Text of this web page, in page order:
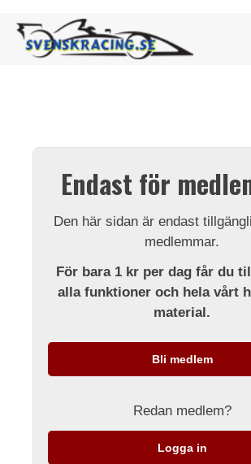
Endast för
Den här sidan är endast
medlemmar.
För bara 1 kr per dag får du
alla funktioner och hela vårt
material.
Bli medlem
Redan medlem?
Logga in